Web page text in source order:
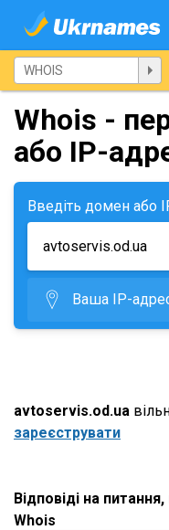
Whois -
або IP-
Введіть домен або
Ваша IP-
avtoservis.od.ua
зареєструвати
Відповіді на
Whois